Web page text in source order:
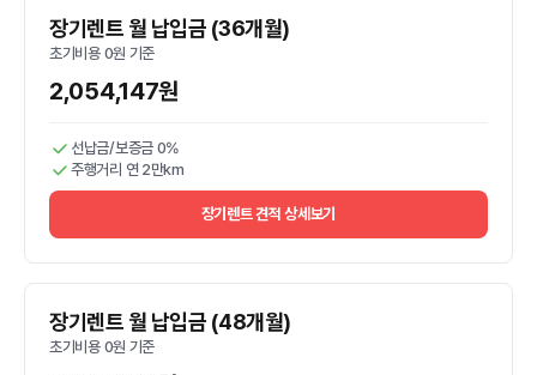
장기렌트 월 납입금 (36개월)
초기비용 0원 기준
2,054,147원
선납금/보증금 0%
주행거리 연 2만km
장기렌트 견적 상세보기
장기렌트 월 납입금 (48개월)
초기비용 0원 기준